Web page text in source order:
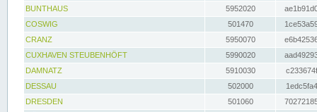
BUNTHAUS
5952020
COSWIG
501470
CRANZ
5950070
CUXHAVEN STEUBENHÖFT
5990020
DAMNATZ
5910030
DESSAU
502000
DRESDEN
501060